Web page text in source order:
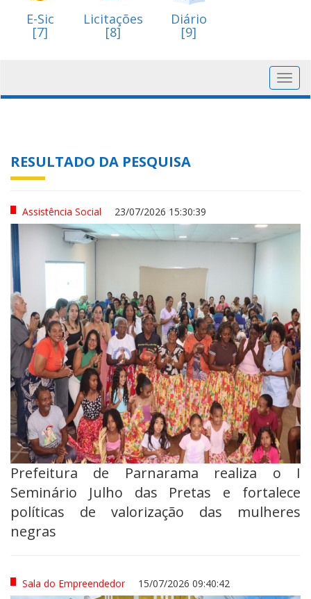
E-Sic
[7]
Licitações
[8]
Diário
[9]
RESULTADO DA PESQUISA
Assistência Social 23/07/2026 15:30:39
Prefeitura de Parnarama realiza o I
Seminário Julho das Pretas e fortalece
políticas de valorização das mulheres
negras
Sala do Empreendedor 15/07/2026 09:40:42